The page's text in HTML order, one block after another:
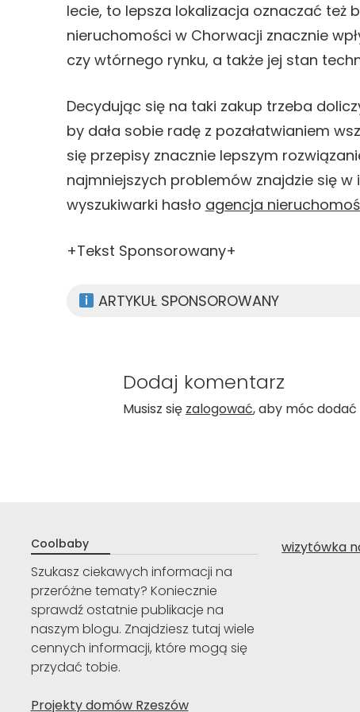
lecie, to lepsza lokalizacja oznaczać też
nieruchomości w Chorwacji znacznie
czy wtórnego rynku, a także jej stan
Decydując się na taki zakup trzeba
by dała sobie radę z pozałatwianiem
się przepisy znacznie lepszym
najmniejszych problemów znajdzie się
wyszukiwarki hasło agencja
+Tekst Sponsorowany+
ARTYKUŁ SPONSOROWANY
Dodaj komentarz
Musisz się zalogować, aby móc
Coolbaby
Szukasz ciekawych informacji na
przeróżne tematy? Koniecznie
sprawdź ostatnie publikacje na
naszym blogu. Znajdziesz tutaj wiele
cennych informacji, które mogą się
przydać tobie.
Projekty domów Rzeszów
wizytówka